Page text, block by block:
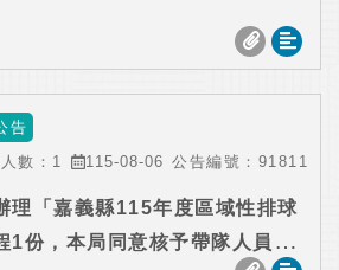
告
數： 1 115-08-06 公告編號： 91811
理「嘉義縣115年度區域性排球
1份，本局同意核予帶隊人員公